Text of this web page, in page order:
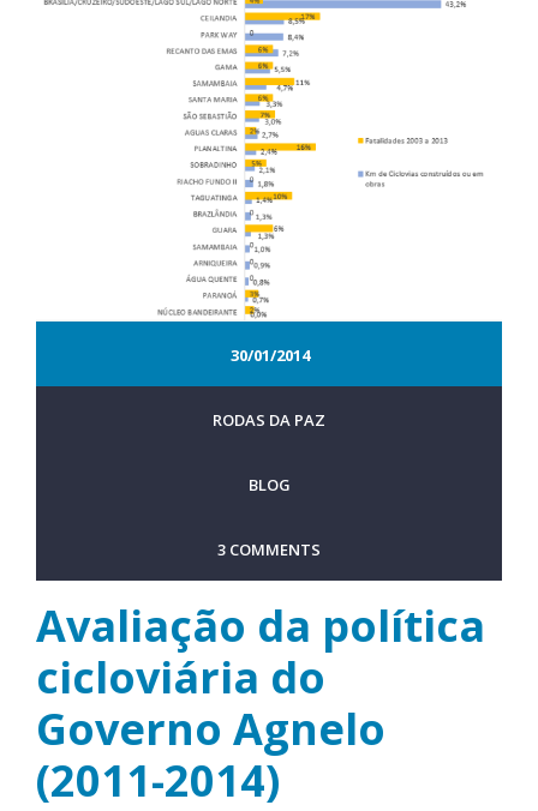
30/01/2014
RODAS DA PAZ
BLOG
3 COMMENTS
Avaliação da política
cicloviária do
Governo Agnelo
(2011-2014)